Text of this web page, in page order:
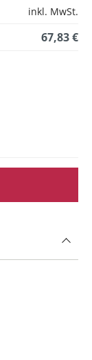
inkl. MwSt.
67,83 €